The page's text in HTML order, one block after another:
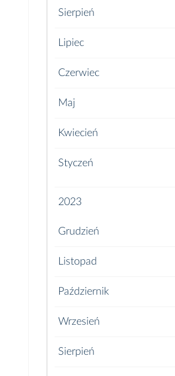
Sierpień
Lipiec
Czerwiec
Maj
Kwiecień
Styczeń
2023
Grudzień
Listopad
Październik
Wrzesień
Sierpień